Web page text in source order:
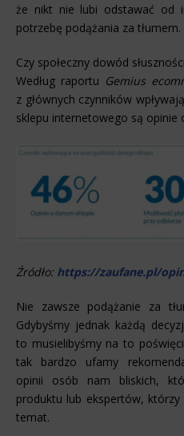
że nikt nie lubi odstawać od
potrzebę podążania za tłumem.
Czy społeczny dowód
Według raportu Gemius
z głównych czynników
sklepu internetowego są opinie
Źródło: https://zaufane.pl/
Nie zawsze podążanie za
Gdybyśmy jednak każdą
to musielibyśmy na to
tak bardzo ufamy
opinii osób nam bliskich,
produktu lub ekspertów,
temat.